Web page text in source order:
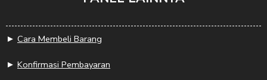
► Cara Membeli Barang
► Konfirmasi Pembayaran